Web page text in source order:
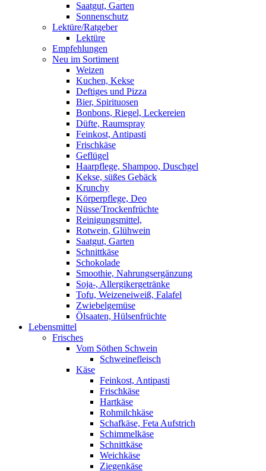
Saatgut, Garten
Sonnenschutz
Lektüre/Ratgeber
Lektüre
Empfehlungen
Neu im Sortiment
Weizen
Kuchen, Kekse
Deftiges und Pizza
Bier, Spirituosen
Bonbons, Riegel, Leckereien
Düfte, Raumspray
Feinkost, Antipasti
Frischkäse
Geflügel
Haarpflege, Shampoo, Duschgel
Kekse, süßes Gebäck
Krunchy
Körperpflege, Deo
Nüsse/Trockenfrüchte
Reinigungsmittel,
Rotwein, Glühwein
Saatgut, Garten
Schnittkäse
Schokolade
Smoothie, Nahrungsergänzung
Soja-, Allergikergetränke
Tofu, Weizeneiweiß, Falafel
Zwiebelgemüse
Ölsaaten, Hülsenfrüchte
Lebensmittel
Frisches
Vom Söthen Schwein
Schweinefleisch
Käse
Feinkost, Antipasti
Frischkäse
Hartkäse
Rohmilchkäse
Schafkäse, Feta Aufstrich
Schimmelkäse
Schnittkäse
Weichkäse
Ziegenkäse